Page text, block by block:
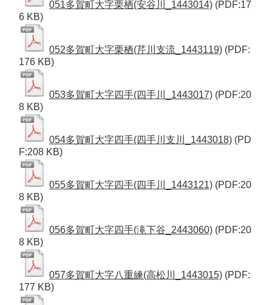
051多賀町大字栗栖(安谷川_1443014) (PDF:17
6 KB)
052多賀町大字栗栖(芹川支流_1443119) (PDF:
176 KB)
053多賀町大字四手(四手川_1443017) (PDF:20
8 KB)
054多賀町大字四手(四手川支川_1443018) (PD
F:208 KB)
055多賀町大字四手(四手川_1443121) (PDF:20
8 KB)
056多賀町大字四手(滝下谷_2443060) (PDF:20
8 KB)
057多賀町大字八重練(高松川_1443015) (PDF:
177 KB)